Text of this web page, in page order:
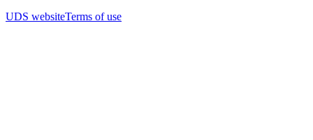
UDS websiteTerms of use